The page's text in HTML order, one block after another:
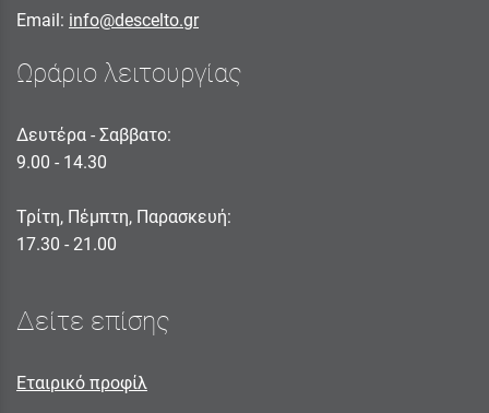
Email: info@descelto.gr
Ωράριο λειτουργίας
Δευτέρα - Σαββατο:
9.00 - 14.30
Τρίτη, Πέμπτη, Παρασκευή:
17.30 - 21.00
Δείτε επίσης
Εταιρικό προφίλ